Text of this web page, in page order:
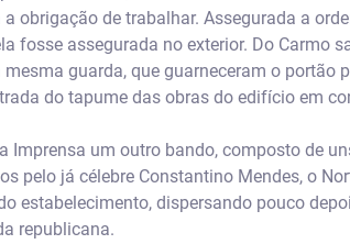
obrigação de trabalhar. Assegurada a
fosse assegurada no exterior. Do Carmo
guarda, que guarneceram o portão
do tapume das obras do edifício em
Imprensa um outro bando, composto de
pelo já célebre Constantino Mendes, o
estabelecimento, dispersando pouco
republicana.